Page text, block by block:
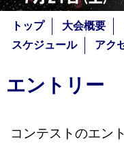
トップ 大会概要
スケジュール
アク
エントリー
コンテストのエン